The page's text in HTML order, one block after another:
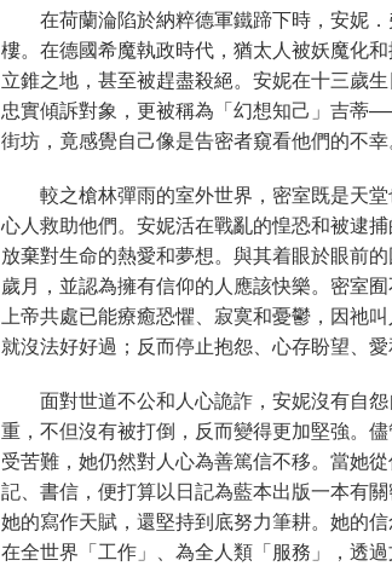
在荷蘭淪陷於納粹德軍鐵蹄下時，安妮
樓。在德國希魔執政時代，猶太人被妖魔化
立錐之地，甚至被趕盡殺絕。安妮在十三歲
忠實傾訴對象，更被稱為「幻想知己」吉蒂
街坊，竟感覺自己像是告密者窺看他們的不幸
較之槍林彈雨的室外世界，密室既是天
心人救助他們。安妮活在戰亂的惶恐和被逮
放棄對生命的熱愛和夢想。與其着眼於眼前
歲月，並認為擁有信仰的人應該快樂。密室
上帝共處已能療癒恐懼、寂寞和憂鬱，因祂
就沒法好好過；反而停止抱怨、心存盼望、
面對世道不公和人心詭詐，安妮沒有自
重，不但沒有被打倒，反而變得更加堅強。
受苦難，她仍然對人心為善篤信不移。當她
記、書信，便打算以日記為藍本出版一本有
她的寫作天賦，還堅持到底努力筆耕。她的
在全世界「工作」、為全人類「服務」，透